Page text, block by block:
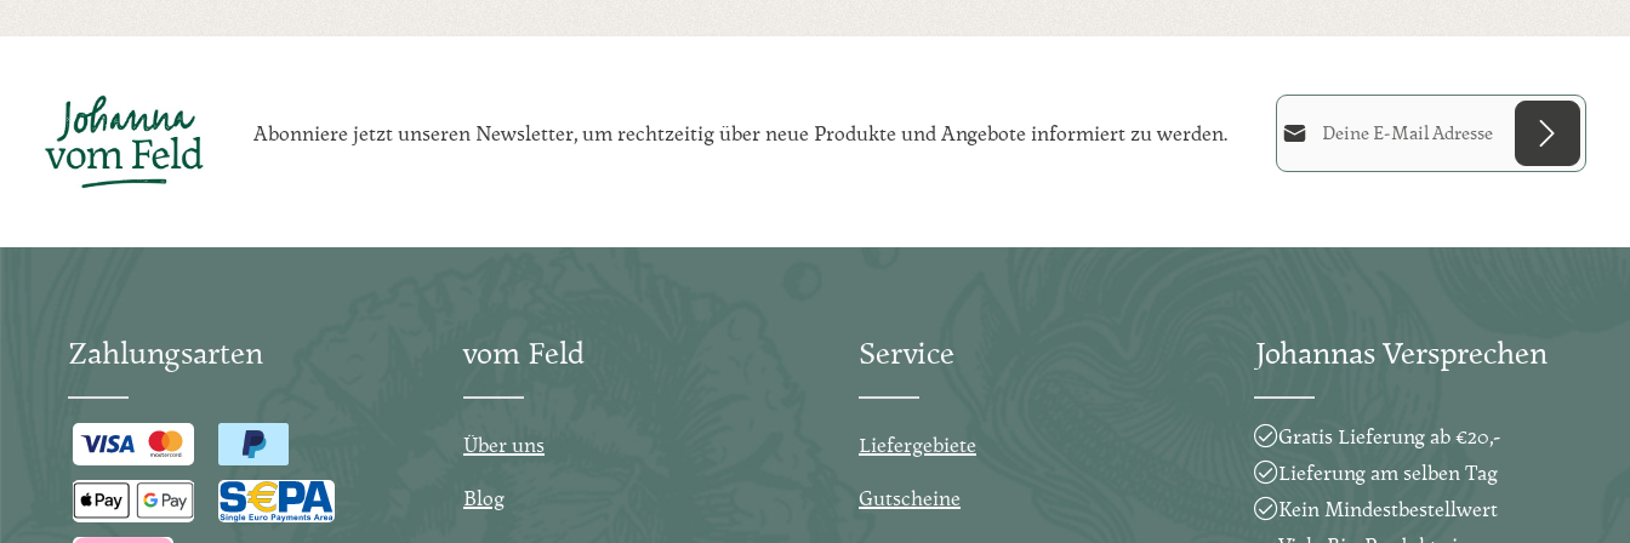
Abonniere jetzt unseren Newsletter, um rechtzeitig über neue Produkte und Angebote informiert zu werden.
E-Mail-Adresse*
Ich habe die
AGBgelesen und bin mit ihnen
einverstanden.
Nutzungsbedingungen.
Felder sind Pflichtfelder.
Zahlungsarten vom Feld
Über uns
Blog
Service
Liefergebiete
Gutscheine
Johannas Versprechen
Gratis Lieferung ab €20,-
Lieferung am selben Tag
Kein Mindestbestellwert